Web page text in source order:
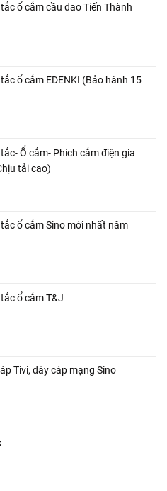
ổ cắm cầu dao Tiến Thành
ổ cắm EDENKI (Bảo hành 15
Ổ cắm- Phích cắm điện gia
tải cao)
ổ cắm Sino mới nhất năm
ổ cắm T&J
Tivi, dây cáp mạng Sino